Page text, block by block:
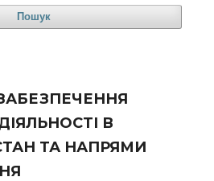
Пошук
В
ТА НАПРЯМИ